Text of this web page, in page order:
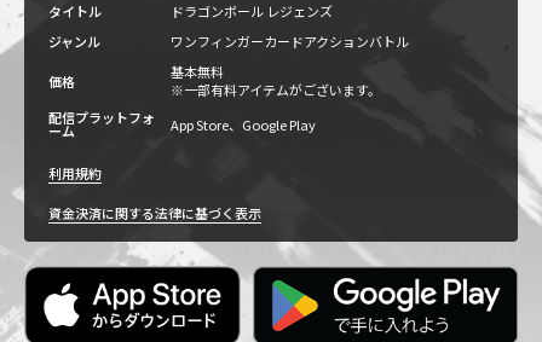
タイトル
ドラゴンボール レジェンズ
ジャンル
ワンフィンガーカードアクションバトル
価格
基本無料
※一部有料アイテムがございます。
配信プラットフォ
ーム App Store、Google Play
利用規約
資金決済に関する法律に基づく表示